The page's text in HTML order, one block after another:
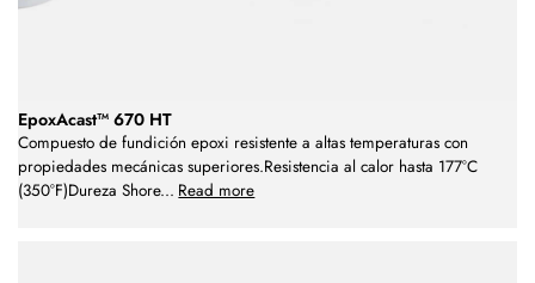
EpoxAcast™ 670 HT
Compuesto de fundición epoxi resistente a altas temperaturas con
propiedades mecánicas superiores.Resistencia al calor hasta 177°C
(350°F)Dureza Shore... Read more